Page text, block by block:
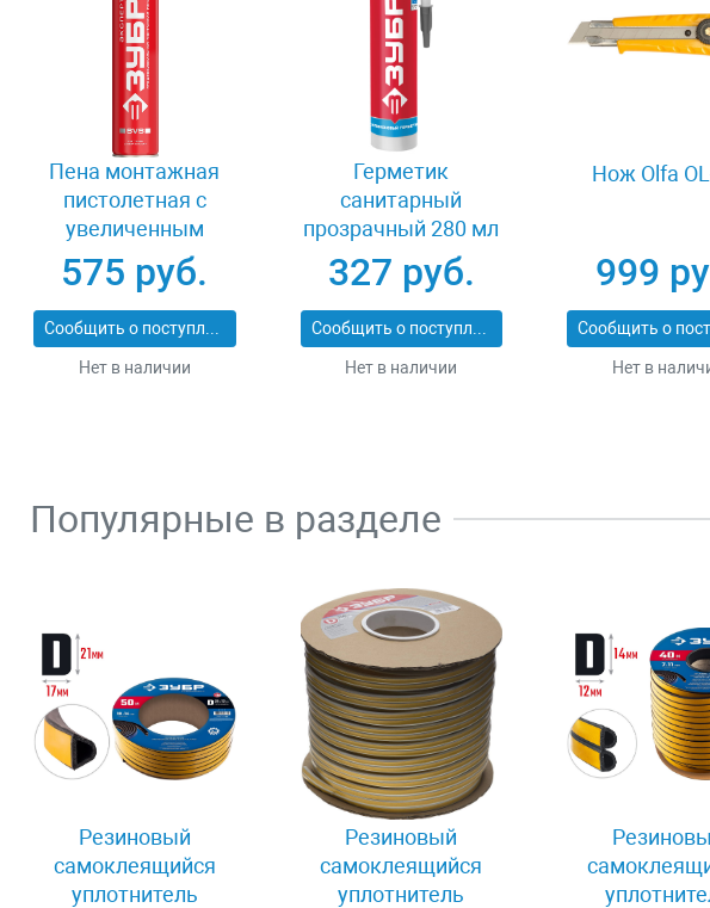
Пена монтажная
пистолетная с
увеличенным
выходом 850 мл
Зубр ЭКСПЕРТ ПРО
65 41147_z01
575 руб.
Сообщить о поступлении
Нет в наличии
Герметик
санитарный
прозрачный 280 мл
Зубр ЭКСПЕРТ
41235-2
327 руб.
Сообщить о поступлении
Нет в наличии
Нож Olfa
999
Нет в
Популярные в разделе
Резиновый
самоклеящийся
уплотнитель
Резиновый
самоклеящийся
уплотнитель